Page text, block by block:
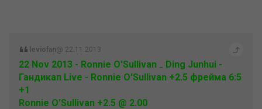
leviofan@ 22.11.2013
22 Nov 2013 - Ronnie O'Sullivan ₋ Ding Junhui -
Гандикап Live - Ronnie O'Sullivan +2.5 фрейма 6:5
+1
Ronnie O'Sullivan +2.5 @ 2.00